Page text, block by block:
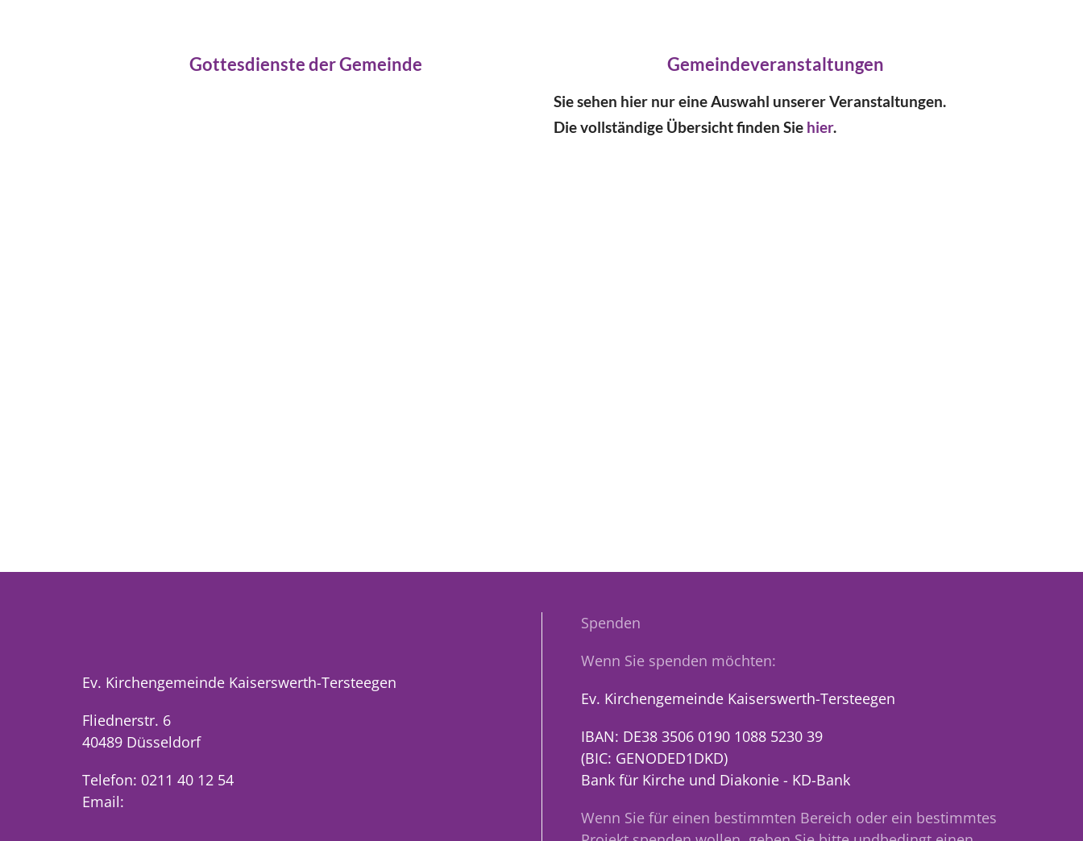
Gottesdienste der Gemeinde Gemeindeveranstaltungen
Sie sehen hier nur eine Auswahl unserer Veranstaltungen.
Die vollständige Übersicht finden Sie hier.
Ev. Kirchengemeinde Kaiserswerth-Tersteegen
Fliednerstr. 6
40489 Düsseldorf
Telefon: 0211 40 12 54
Email:
Spenden
Wenn Sie spenden möchten:
Ev. Kirchengemeinde Kaiserswerth-Tersteegen
IBAN: DE38 3506 0190 1088 5230 39
(BIC: GENODED1DKD)
Bank für Kirche und Diakonie - KD-Bank
Wenn Sie für einen bestimmten Bereich oder ein bestimmtes